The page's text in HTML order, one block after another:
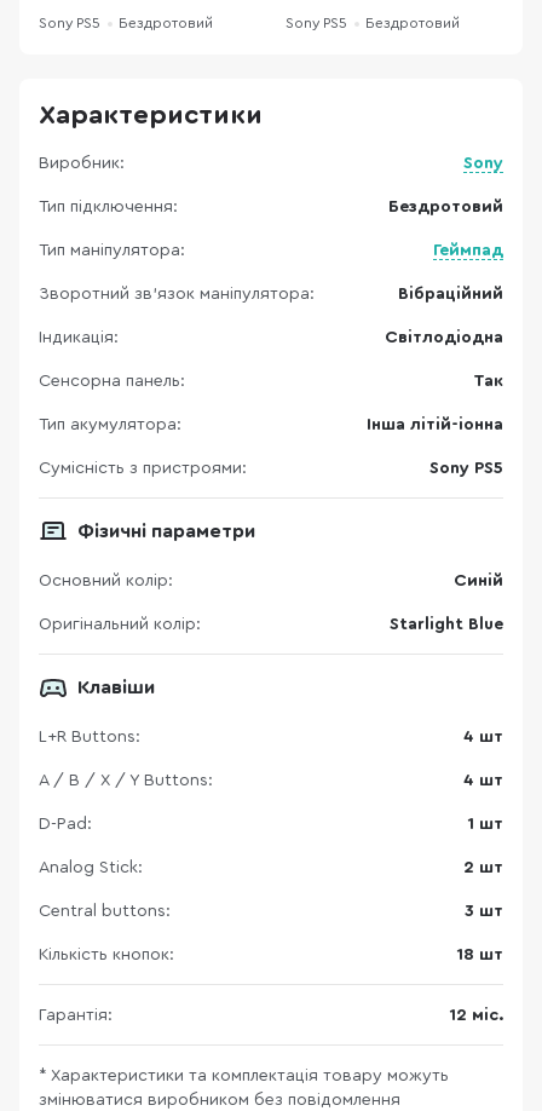
Sony PS5 Бездротовий Sony PS5 Бездротовий
Характеристики
Виробник: Sony
Тип підключення: Бездротовий
Тип маніпулятора: Геймпад
Зворотний зв’язок маніпулятора: Вібраційний
Індикація: Світлодіодна
Сенсорна панель: Так
Тип акумулятора: Інша літій-іонна
Сумісність з пристроями: Sony PS5
Фізичні параметри
Основний колір: Синій
Оригінальний колір: Starlight Blue
Клавіши
L+R Buttons: 4 шт
A / B / X / Y Buttons: 4 шт
D-Pad: 1 шт
Analog Stick: 2 шт
Central buttons: 3 шт
Кількість кнопок: 18 шт
Гарантія: 12 міс.
* Характеристики та комплектація товару можуть
змінюватися виробником без повідомлення